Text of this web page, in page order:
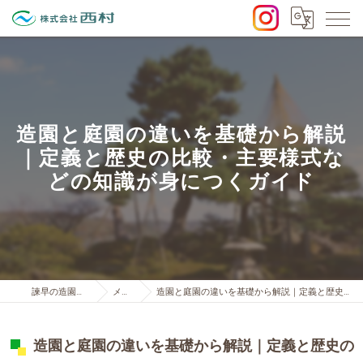
造園と庭園の違いを基礎から解説
｜定義と歴史の比較・主要様式な
どの知識が身につくガイド
諫早の造園は株式会社西村 メディア 造園と庭園の違いを基礎から解説｜定義と歴史の比較・主要様式などの知識が身につくガイド
造園と庭園の違いを基礎から解説｜定義と歴史の